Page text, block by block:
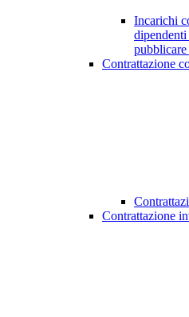
Incarichi
Contrattazione
Contrattazione